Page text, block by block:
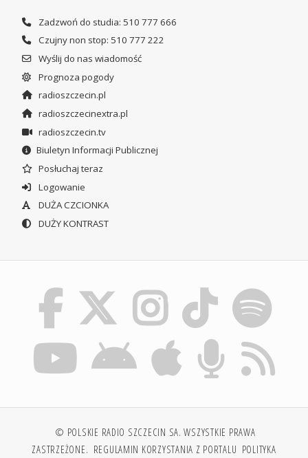
Zadzwoń do studia: 510 777 666
Czujny non stop: 510 777 222
Wyślij do nas wiadomość
Prognoza pogody
radioszczecin.pl
radioszczecinextra.pl
radioszczecin.tv
Biuletyn Informacji Publicznej
Posłuchaj teraz
Logowanie
DUŻA CZCIONKA
DUŻY KONTRAST
© POLSKIE RADIO SZCZECIN SA. WSZYSTKIE PRAWA
ZASTRZEŻONE. REGULAMIN KORZYSTANIA Z PORTALU POLITYKA